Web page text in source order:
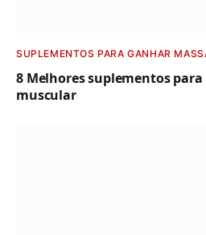
SUPLEMENTOS PARA GANHAR
8 Melhores suplementos
muscular